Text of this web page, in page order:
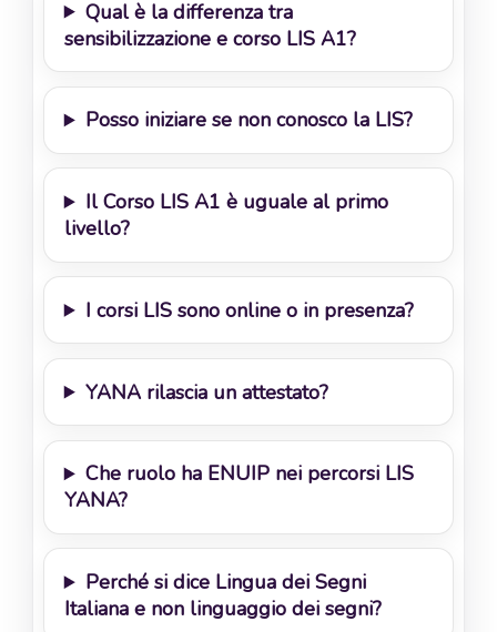
Qual è la differenza tra
sensibilizzazione e corso LIS A1?
Posso iniziare se non conosco la LIS?
Il Corso LIS A1 è uguale al primo
livello?
I corsi LIS sono online o in presenza?
YANA rilascia un attestato?
Che ruolo ha ENUIP nei percorsi LIS
YANA?
Perché si dice Lingua dei Segni
Italiana e non linguaggio dei segni?